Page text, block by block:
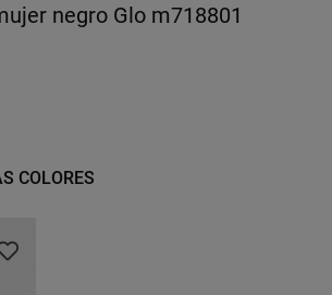
negro Glo m718801
COLORES